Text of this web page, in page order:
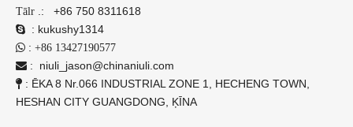
Tālr .: +86 750 8311618
 : kukushy1314
 : +86 13427190577
 : niuli_jason@chinaniuli.com
 : ĒKA 8 Nr.066 INDUSTRIAL ZONE 1, HECHENG TOWN,
HESHAN CITY GUANGDONG, ĶĪNA